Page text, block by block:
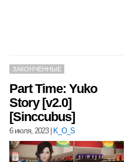
ЗАКОНЧЕННЫЕ
Part Time: Yuko
Story [v2.0]
[Sinccubus]
6 июля, 2023| K_O_S